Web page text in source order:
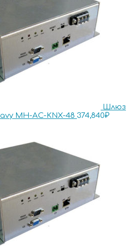
Шлюз
MH-AC-KNX-48 374,840₽